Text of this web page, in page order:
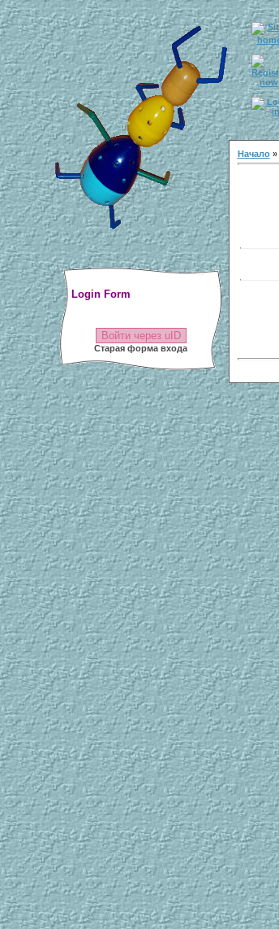
Login Form
Войти через uID
Старая форма входа
Начало»